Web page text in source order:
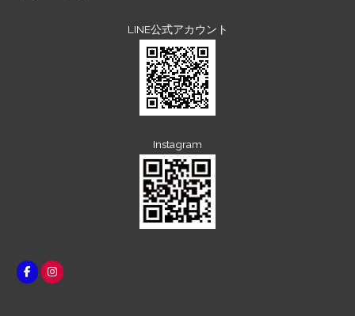
LINE公式アカウント
Instagram